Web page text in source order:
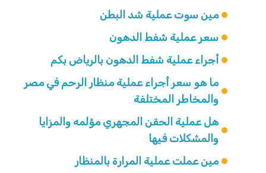
مين سوت عملية شد البطن
سعر عملية شفط الدهون
أجراء عملية شفط الدهون بالرياض بكم
ما هو سعر أجراء عملية منظار الرحم في مصر
والمخاطر المختلفة
هل عملية الحقن المجهري مؤلمه والمزايا
والمشكلات فيها
مين عملت عملية المرارة بالمنظار